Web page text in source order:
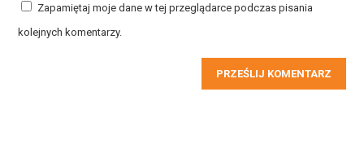
Zapamiętaj moje dane w tej przeglądarce podczas pisania
kolejnych komentarzy.
PRZEŚLIJ KOMENTARZ